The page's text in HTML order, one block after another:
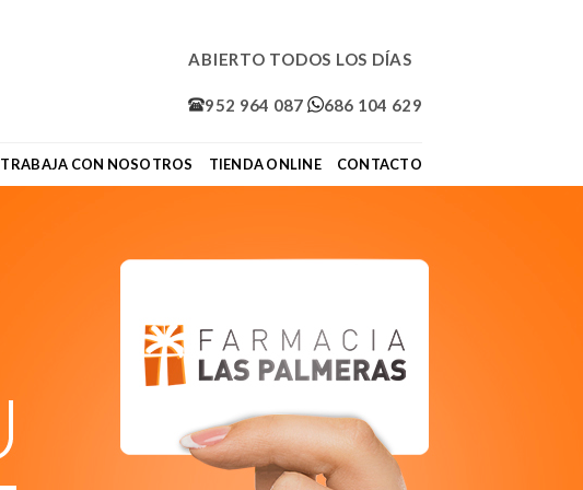
ABIERTO TODOS LOS DÍAS
952 964 087 686 104 629
TRABAJA CON NOSOTROS TIENDA ONLINE CONTACTO